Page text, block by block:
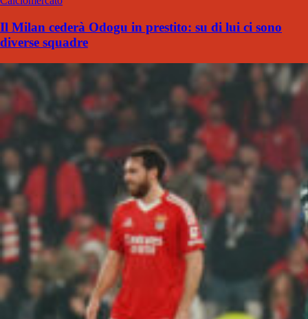
Il Milan cederà Odogu in prestito: su di lui ci sono
diverse squadre